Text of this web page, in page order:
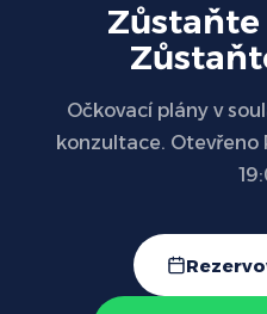
Očkovací plány v
konzultace. Otevřeno